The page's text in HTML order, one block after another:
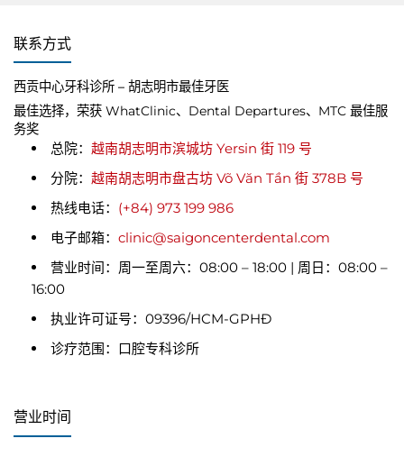
联系方式
西贡中心牙科诊所 – 胡志明市最佳牙医
最佳选择，荣获 WhatClinic、Dental Departures、MTC 最佳服
务奖
总院： 越南胡志明市滨城坊 Yersin 街 119 号
分院： 越南胡志明市盘古坊 Võ Văn Tần 街 378B 号
热线电话： (+84) 973 199 986
电子邮箱： clinic@saigoncenterdental.com
营业时间：周一至周六：08:00 – 18:00 | 周日：08:00 –
16:00
执业许可证号：09396/HCM-GPHĐ
诊疗范围：口腔专科诊所
营业时间